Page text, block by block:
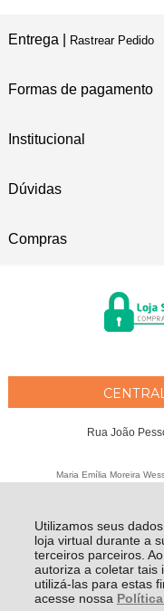
Utilizamos seus
loja virtual durante a
terceiros parceiros.
autoriza a coletar tais
utilizá-las para estas
acesse nossa
Entrega | Rastrear Pedido
Formas de pagamento
Institucional
Dúvidas
Compras
Rua João
Maria Emília Moreira